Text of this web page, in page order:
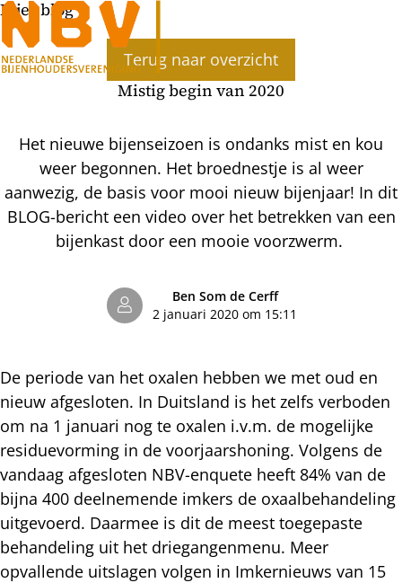
Bijenblog
Terug naar overzicht
Mistig begin van 2020
Het nieuwe bijenseizoen is ondanks mist en kou
weer begonnen. Het broednestje is al weer
aanwezig, de basis voor mooi nieuw bijenjaar! In dit
BLOG-bericht een video over het betrekken van een
bijenkast door een mooie voorzwerm.
Ben Som de Cerff
2 januari 2020 om 15:11
De periode van het oxalen hebben we met oud en
nieuw afgesloten. In Duitsland is het zelfs verboden
om na 1 januari nog te oxalen i.v.m. de mogelijke
residuevorming in de voorjaarshoning. Volgens de
vandaag afgesloten NBV-enquete heeft 84% van de
bijna 400 deelnemende imkers de oxaalbehandeling
uitgevoerd. Daarmee is dit de meest toegepaste
behandeling uit het driegangenmenu. Meer
opvallende uitslagen volgen in Imkernieuws van 15